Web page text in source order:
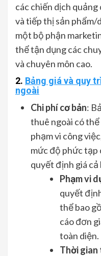
các chiến dịch
và tiếp thị sản phẩm/
một bộ phận
thể tận dụng các
và chuyên môn cao.
2. Bảng giá và quy
ngoài
Chi phí cơ bản:
thuê ngoài có
phạm vi công
mức độ phức tạp
quyết định giá cả
Phạm vi
quyết
thể bao
cáo đơn
toàn diện.
Thời